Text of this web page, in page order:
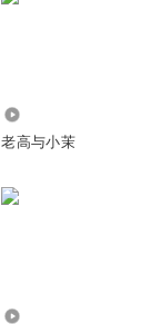
老高与小茉